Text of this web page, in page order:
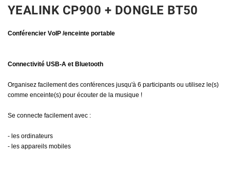
YEALINK CP900 + DONGLE BT50
Conférencier VoIP /enceinte portable
Connectivité USB-A et Bluetooth
Organisez facilement des conférences jusqu'à 6 participants ou utilisez le(s)
comme enceinte(s) pour écouter de la musique !
Se connecte facilement avec :
- les ordinateurs
- les appareils mobiles